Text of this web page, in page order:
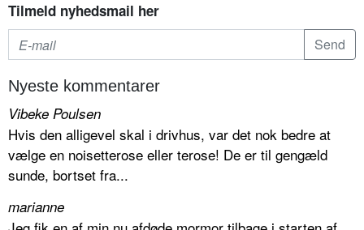
Tilmeld nyhedsmail her
Nyeste kommentarer
Vibeke Poulsen
Hvis den alligevel skal i drivhus, var det nok bedre at
vælge en noisetterose eller terose! De er til gengæld
sunde, bortset fra...
marianne